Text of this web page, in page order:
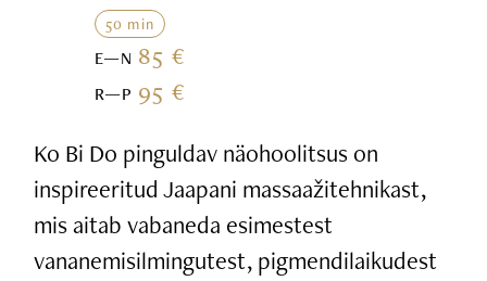
50 min
E—N 85 €
R—P 95 €
Ko Bi Do pinguldav näohoolitsus on
inspireeritud Jaapani massaažitehnikast,
mis aitab vabaneda esimestest
vananemisilmingutest, pigmendilaikudest